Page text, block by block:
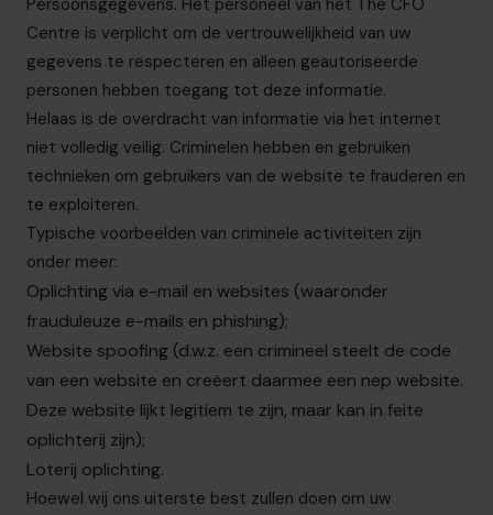
Persoonsgegevens. Het personeel van het The CFO
Centre is verplicht om de vertrouwelijkheid van uw
gegevens te respecteren en alleen geautoriseerde
personen hebben toegang tot deze informatie.
Helaas is de overdracht van informatie via het internet
niet volledig veilig. Criminelen hebben en gebruiken
technieken om gebruikers van de website te frauderen en
te exploiteren.
Typische voorbeelden van criminele activiteiten zijn
onder meer:
Oplichting via e-mail en websites (waaronder
frauduleuze e-mails en phishing);
Website spoofing (d.w.z. een crimineel steelt de code
van een website en creëert daarmee een nep website.
Deze website lijkt legitiem te zijn, maar kan in feite
oplichterij zijn);
Loterij oplichting.
Hoewel wij ons uiterste best zullen doen om uw